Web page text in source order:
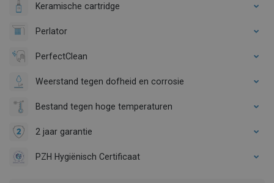
Keramische cartridge
Perlator
PerfectClean
Weerstand tegen dofheid en corrosie
Bestand tegen hoge temperaturen
2 jaar garantie
PZH Hygiënisch Certificaat